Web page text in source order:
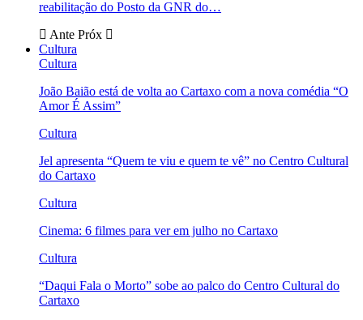
reabilitação do Posto da GNR do…
Ante Próx
Cultura
Cultura
João Baião está de volta ao Cartaxo com a nova comédia “O
Amor É Assim”
Cultura
Jel apresenta “Quem te viu e quem te vê” no Centro Cultural
do Cartaxo
Cultura
Cinema: 6 filmes para ver em julho no Cartaxo
Cultura
“Daqui Fala o Morto” sobe ao palco do Centro Cultural do
Cartaxo